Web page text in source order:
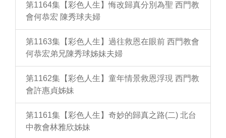
第1164集【彩色人生】悔改歸真分別為聖 西門教
會何恭宏 陳秀球夫婦
第1163集【彩色人生】過往救恩在眼前 西門教會
何恭宏弟兄陳秀球姊妹夫婦
第1162集【彩色人生】童年情景救恩浮現 西門教
會許惠貞姊妹
第1161集【彩色人生】奇妙的歸真之路(二) 北台
中教會林雅欣姊妹